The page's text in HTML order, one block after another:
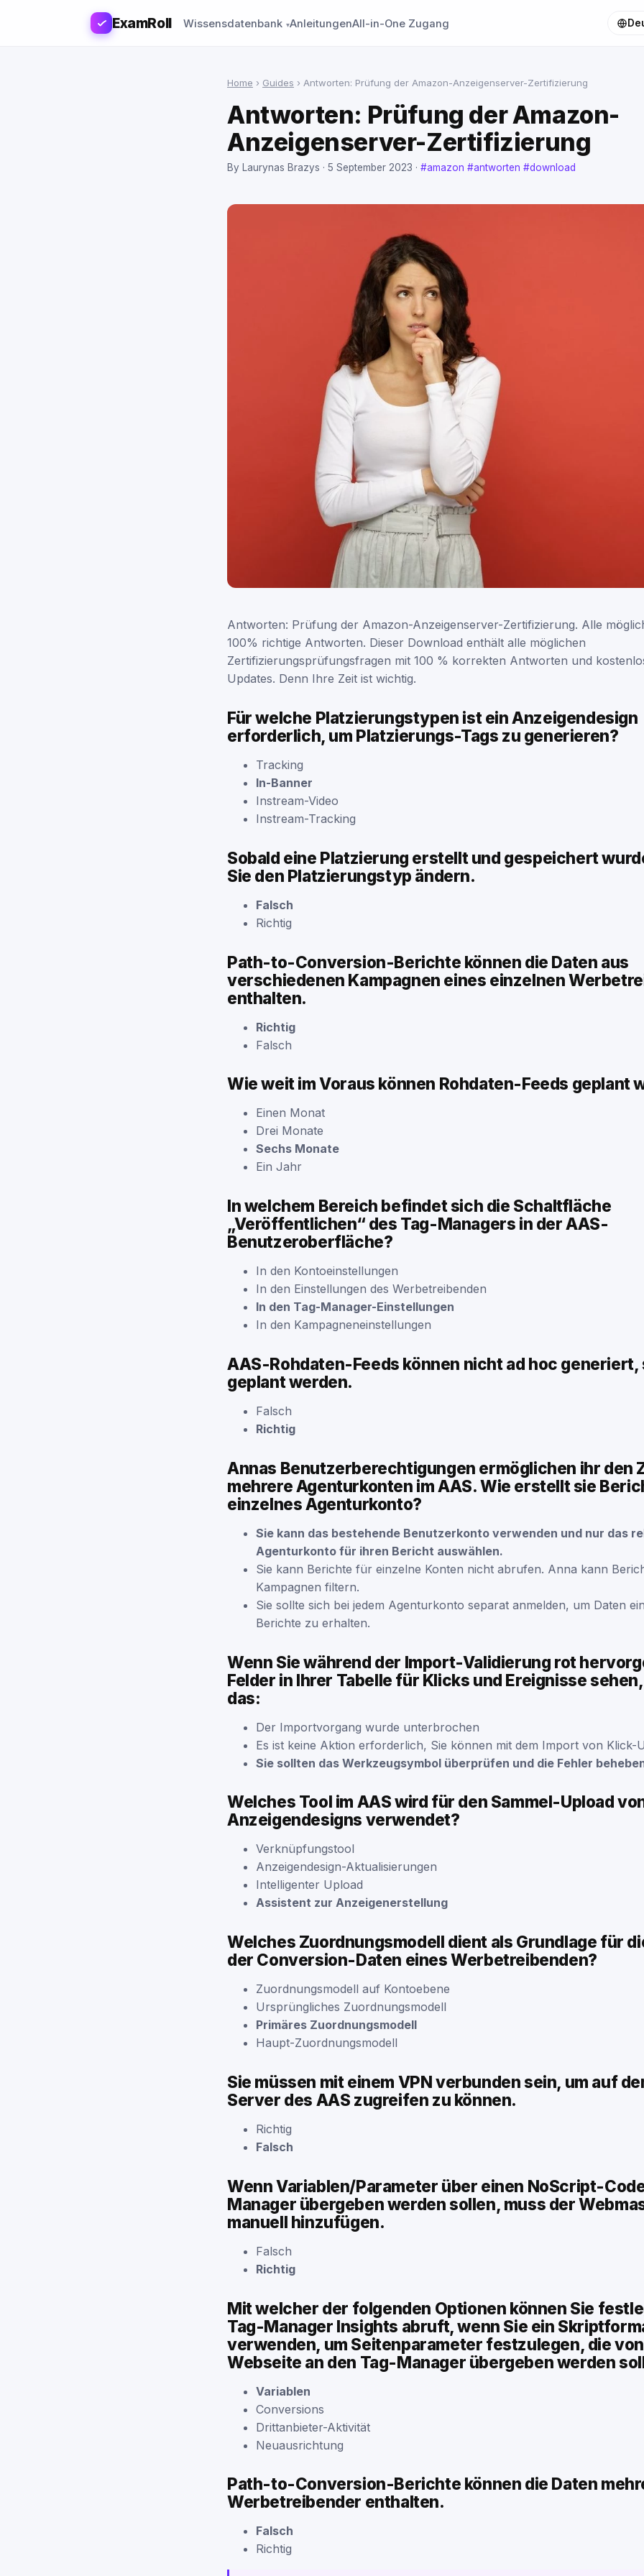
ExamRoll Wissensdatenbank AnleitungenAll-in-One Zugang
Home › Guides › Antworten: Prüfung der Amazon-Anzeigenserver-Zertifizierung
Antworten: Prüfung der Amazon-
Anzeigenserver-Zertifizierung
By Laurynas Brazys · 5 September 2023 · #amazon #antworten #download
Antworten: Prüfung der Amazon-Anzeigenserver-Zertifizierung. Alle
100% richtige Antworten. Dieser Download enthält alle möglichen
Zertifizierungsprüfungsfragen mit 100 % korrekten Antworten und
Updates. Denn Ihre Zeit ist wichtig.
Für welche Platzierungstypen ist ein Anzeigendesign
erforderlich, um Platzierungs-Tags zu generieren?
Tracking
In-Banner
Instream-Video
Instream-Tracking
Sobald eine Platzierung erstellt und gespeichert
Sie den Platzierungstyp ändern.
Falsch
Richtig
Path-to-Conversion-Berichte können die Daten aus
verschiedenen Kampagnen eines einzelnen
enthalten.
Richtig
Falsch
Wie weit im Voraus können Rohdaten-Feeds geplant
Einen Monat
Drei Monate
Sechs Monate
Ein Jahr
In welchem Bereich befindet sich die Schaltfläche
„Veröffentlichen“ des Tag-Managers in der AAS-
Benutzeroberfläche?
In den Kontoeinstellungen
In den Einstellungen des Werbetreibenden
In den Tag-Manager-Einstellungen
In den Kampagneneinstellungen
AAS-Rohdaten-Feeds können nicht ad hoc generiert,
geplant werden.
Falsch
Richtig
Annas Benutzerberechtigungen ermöglichen ihr den
mehrere Agenturkonten im AAS. Wie erstellt sie
einzelnes Agenturkonto?
Sie kann das bestehende Benutzerkonto verwenden und nur das
Agenturkonto für ihren Bericht auswählen.
Sie kann Berichte für einzelne Konten nicht abrufen. Anna kann
Kampagnen filtern.
Sie sollte sich bei jedem Agenturkonto separat anmelden, um Daten
Berichte zu erhalten.
Wenn Sie während der Import-Validierung rot
Felder in Ihrer Tabelle für Klicks und Ereignisse
das:
Der Importvorgang wurde unterbrochen
Es ist keine Aktion erforderlich, Sie können mit dem Import von Klick-
Sie sollten das Werkzeugsymbol überprüfen und die Fehler
Welches Tool im AAS wird für den Sammel-Upload
Anzeigendesigns verwendet?
Verknüpfungstool
Anzeigendesign-Aktualisierungen
Intelligenter Upload
Assistent zur Anzeigenerstellung
Welches Zuordnungsmodell dient als Grundlage für
der Conversion-Daten eines Werbetreibenden?
Zuordnungsmodell auf Kontoebene
Ursprüngliches Zuordnungsmodell
Primäres Zuordnungsmodell
Haupt-Zuordnungsmodell
Sie müssen mit einem VPN verbunden sein, um auf
Server des AAS zugreifen zu können.
Richtig
Falsch
Wenn Variablen/Parameter über einen NoScript-
Manager übergeben werden sollen, muss der
manuell hinzufügen.
Falsch
Richtig
Mit welcher der folgenden Optionen können Sie
Tag-Manager Insights abruft, wenn Sie ein
verwenden, um Seitenparameter festzulegen, die
Webseite an den Tag-Manager übergeben werden
Variablen
Conversions
Drittanbieter-Aktivität
Neuausrichtung
Path-to-Conversion-Berichte können die Daten
Werbetreibender enthalten.
Falsch
Richtig